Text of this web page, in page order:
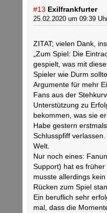
#13 Exilfrankfurter
25.02.2020 um 09:39
ZITAT; vielen Dank,
„Zum Spiel: Die
gespielt, was mit
Spieler wie Durm
Argumente für mehr
Fans aus der
Unterstützung zu
bekommen, was sie
Habe gestern
Schlusspfiff
Welt.
Nur noch eines:
Support) hat es
musste allerdings
Rücken zum Spiel
Ein beruflich sehr
mal, dass die